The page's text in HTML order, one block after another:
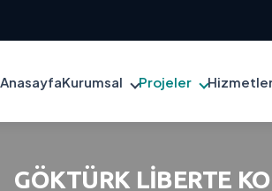
AnasayfaKurumsal Projeler
GÖKTÜRK LIBERTE